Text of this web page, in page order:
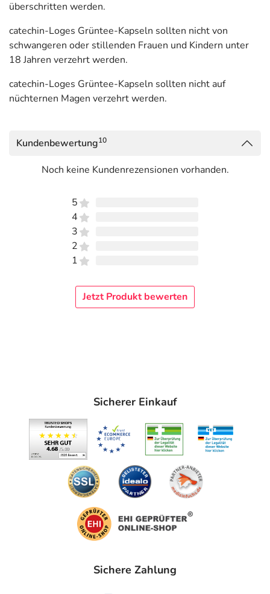
überschritten werden.
catechin-Loges Grüntee-Kapseln sollten nicht von
schwangeren oder stillenden Frauen und Kindern unter
18 Jahren verzehrt werden.
catechin-Loges Grüntee-Kapseln sollten nicht auf
nüchternen Magen verzehrt werden.
Kundenbewertung10
Noch keine Kundenrezensionen vorhanden.
5
4
3
2
1
Jetzt Produkt bewerten
Sicherer Einkauf
Sichere Zahlung